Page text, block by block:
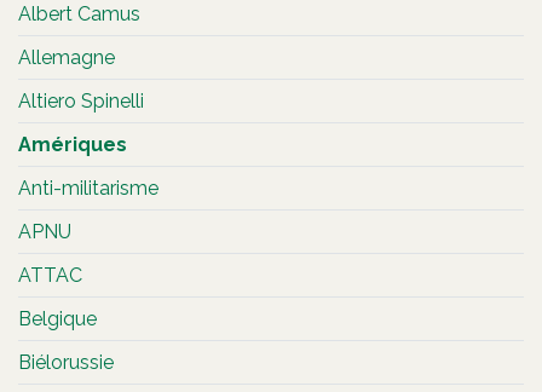
Albert Camus
Allemagne
Altiero Spinelli
Amériques
Anti-militarisme
APNU
ATTAC
Belgique
Biélorussie